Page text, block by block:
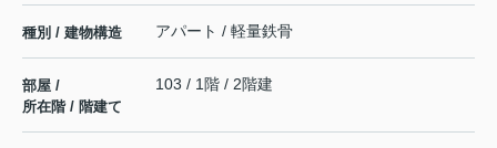
種別 / 建物構造 アパート / 軽量鉄骨
部屋 /
所在階 / 階建て
103 / 1階 / 2階建